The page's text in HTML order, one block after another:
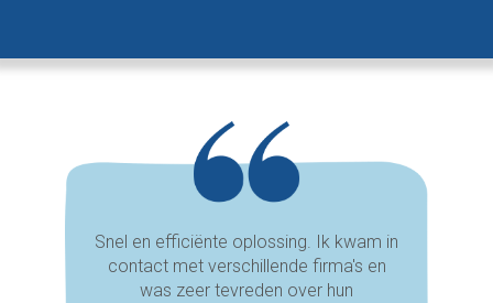
Snel en efficiënte oplossing. Ik kwam in
contact met verschillende firma's en
was zeer tevreden over hun